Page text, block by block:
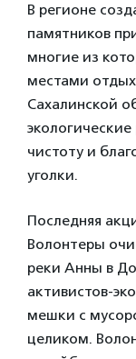
В регионе
памятников
многие из
местами
Сахалинской
чистоту и
уголки.
Последняя
Волонтеры
реки Анны в
активистов-
мешки с
целиком.